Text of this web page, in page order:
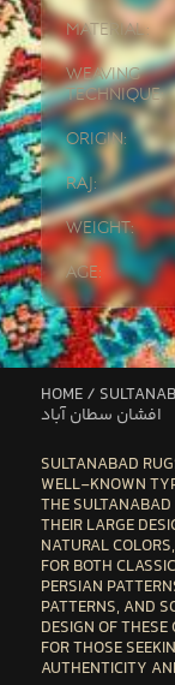
Material:
Weaving
Technique:
Origin:
Raj:
Weight:
Age:
HOME/
افشان سطان آباد
SULTANABAD
WELL-KNOWN
THE
THEIR LARGE
NATURAL
FOR BOTH
PERSIAN
PATTERNS, AND
DESIGN OF
FOR THOSE
AUTHENTICITY